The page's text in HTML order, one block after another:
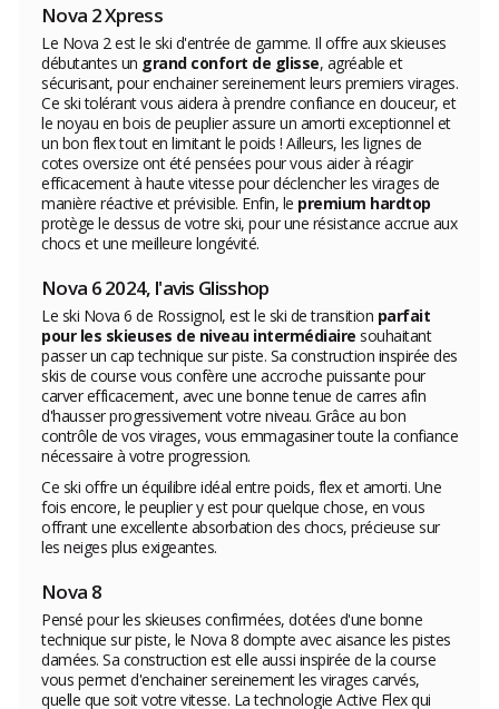
Nova 2 Xpress
Le Nova 2 est le ski d'entrée de gamme. Il offre aux skieuses
débutantes un grand confort de glisse, agréable et
sécurisant, pour enchainer sereinement leurs premiers virages.
Ce ski tolérant vous aidera à prendre confiance en douceur, et
le noyau en bois de peuplier assure un amorti exceptionnel et
un bon flex tout en limitant le poids ! Ailleurs, les lignes de
cotes oversize ont été pensées pour vous aider à réagir
efficacement à haute vitesse pour déclencher les virages de
manière réactive et prévisible. Enfin, le premium hardtop
protège le dessus de votre ski, pour une résistance accrue aux
chocs et une meilleure longévité.
Nova 6 2024, l'avis Glisshop
Le ski Nova 6 de Rossignol, est le ski de transition parfait
pour les skieuses de niveau intermédiaire souhaitant
passer un cap technique sur piste. Sa construction inspirée des
skis de course vous confère une accroche puissante pour
carver efficacement, avec une bonne tenue de carres afin
d'hausser progressivement votre niveau. Grâce au bon
contrôle de vos virages, vous emmagasiner toute la confiance
nécessaire à votre progression.
Ce ski offre un équilibre idéal entre poids, flex et amorti. Une
fois encore, le peuplier y est pour quelque chose, en vous
offrant une excellente absorbation des chocs, précieuse sur
les neiges plus exigeantes.
Nova 8
Pensé pour les skieuses confirmées, dotées d'une bonne
technique sur piste, le Nova 8 dompte avec aisance les pistes
damées. Sa construction est elle aussi inspirée de la course
vous permet d'enchainer sereinement les virages carvés,
quelle que soit votre vitesse. La technologie Active Flex qui